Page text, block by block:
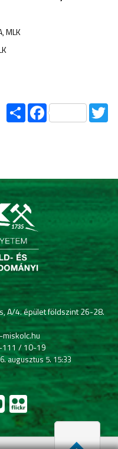
MLK
ShareFacebook
A/4. épület földszint 26-28.
111 / 10-19
augusztus 5. 15:33